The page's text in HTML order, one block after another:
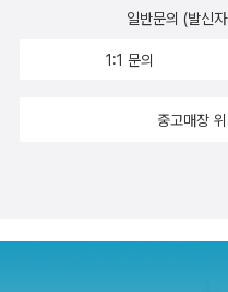
한다면 발전했지요. 다음에는
있었으면 좋겠어요. 그나저나
자를 사용하는 것을 보면 참 신
만 먹고 살고 싶어요... 이 책 읽을때 '엣지 오브 투모로우' 영화를 보
기와 희망을 가질수 있었던것
군가 나를 염려해주고, 걱정해
서일지에 두권의 책을 포함시
생각이었는데...이제 책꽂이와
만, TV를 치우고 그렇게 해 놓
구공 던져서 유리를 깼는데,
일반문의 (발신
1:1 문의
중고매장